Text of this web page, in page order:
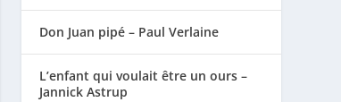
Don Juan pipé – Paul Verlaine
L’enfant qui voulait être un ours –
Jannick Astrup